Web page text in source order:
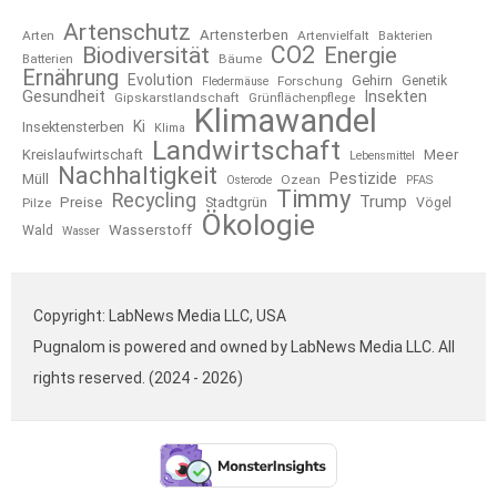
Arten Artenschutz Artensterben Artenvielfalt
Bakterien
Batterien
Biodiversität Bäume CO2 Energie
Ernährung
Evolution Fledermäuse Forschung Gehirn Genetik
Gesundheit Gipskarstlandschaft Grünflächenpflege Insekten
Insektensterben Ki Klima Klimawandel
Kreislaufwirtschaft Landwirtschaft Lebensmittel
Meer
Müll
Nachhaltigkeit Osterode Ozean Pestizide PFAS
Pilze Preise Recycling Stadtgrün Timmy Trump
Vögel
Wald
Wasser Wasserstoff Ökologie
Copyright: LabNews Media LLC, USA
Pugnalom is powered and owned by LabNews Media LLC. All
rights reserved. (2024 - 2026)